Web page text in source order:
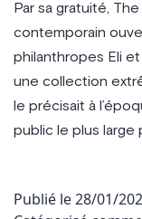
Par sa gratuité,
contemporain
philanthropes Eli
une collection
le précisait à
public le plus large
Publié le28/01/